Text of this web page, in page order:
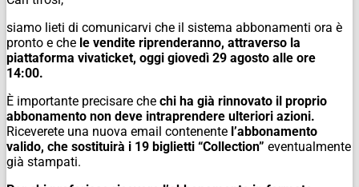
siamo lieti di comunicarvi che il sistema abbonamenti ora è
pronto e che le vendite riprenderanno, attraverso la
piattaforma vivaticket, oggi giovedì 29 agosto alle ore
14:00.
È importante precisare che chi ha già rinnovato il proprio
abbonamento non deve intraprendere ulteriori azioni.
Riceverete una nuova email contenente l’abbonamento
valido, che sostituirà i 19 biglietti “Collection” eventualmente
già stampati.